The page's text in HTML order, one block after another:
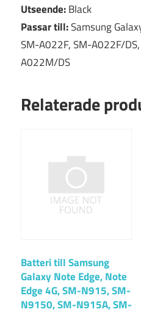
Utseende:Black
Passar till:Samsung
SM-A022F, SM-A022F/
A022M/DS
Relaterade
Batteri till Samsung
Galaxy Note Edge, Note
Edge 4G, SM-N915, SM-
N9150, SM-N915A, SM-